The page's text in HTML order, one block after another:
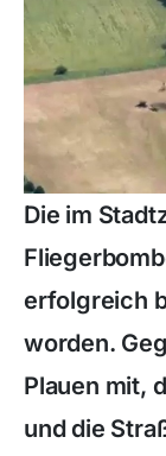
Die im
erfolgreich
worden.
Plauen mit,
und die